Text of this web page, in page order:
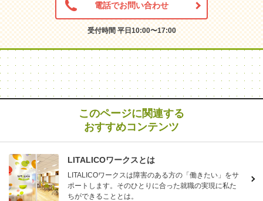
電話でお問い合わせ
受付時間 平日10:00〜17:00
このページに関連する
おすすめコンテンツ
LITALICOワークスとは
LITALICOワークスは障害のある方の「働きたい」をサ
ポートします。そのひとりに合った就職の実現に私た
ちができることとは。